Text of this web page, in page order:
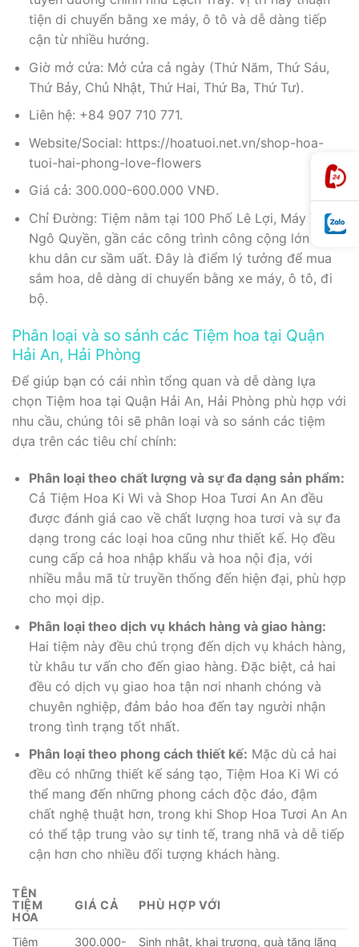
tiện di chuyển bằng xe máy, ô tô và dễ dàng tiếp
cận từ nhiều hướng.
Giờ mở cửa: Mở cửa cả ngày (Thứ Năm, Thứ Sáu,
Thứ Bảy, Chủ Nhật, Thứ Hai, Thứ Ba, Thứ Tư).
Liên hệ: +84 907 710 771.
Website/Social: https://hoatuoi.net.vn/shop-hoa-
tuoi-hai-phong-love-flowers
Giá cả: 300.000-600.000 VNĐ.
Chỉ Đường: Tiệm nằm tại 100 Phố Lê Lợi, Máy Tơ,
Ngô Quyền, gần các công trình công cộng lớn và
khu dân cư sầm uất. Đây là điểm lý tưởng để mua
sắm hoa, dễ dàng di chuyển bằng xe máy, ô tô, đi
bộ.
Phân loại và so sánh các Tiệm hoa tại Quận
Hải An, Hải Phòng
Để giúp bạn có cái nhìn tổng quan và dễ dàng lựa
chọn Tiệm hoa tại Quận Hải An, Hải Phòng phù hợp với
nhu cầu, chúng tôi sẽ phân loại và so sánh các tiệm
dựa trên các tiêu chí chính:
Phân loại theo chất lượng và sự đa dạng sản phẩm:
Cả Tiệm Hoa Ki Wi và Shop Hoa Tươi An An đều
được đánh giá cao về chất lượng hoa tươi và sự đa
dạng trong các loại hoa cũng như thiết kế. Họ đều
cung cấp cả hoa nhập khẩu và hoa nội địa, với
nhiều mẫu mã từ truyền thống đến hiện đại, phù hợp
cho mọi dịp.
Phân loại theo dịch vụ khách hàng và giao hàng:
Hai tiệm này đều chú trọng đến dịch vụ khách hàng,
từ khâu tư vấn cho đến giao hàng. Đặc biệt, cả hai
đều có dịch vụ giao hoa tận nơi nhanh chóng và
chuyên nghiệp, đảm bảo hoa đến tay người nhận
trong tình trạng tốt nhất.
Phân loại theo phong cách thiết kế: Mặc dù cả hai
đều có những thiết kế sáng tạo, Tiệm Hoa Ki Wi có
thể mang đến những phong cách độc đáo, đậm
chất nghệ thuật hơn, trong khi Shop Hoa Tươi An An
có thể tập trung vào sự tinh tế, trang nhã và dễ tiếp
cận hơn cho nhiều đối tượng khách hàng.
TÊN
TIỆM
HOA
GIÁ CẢ PHÙ HỢP VỚI
Tiệm
300.000-
Sinh nhật, khai trương, quà tặng lãng